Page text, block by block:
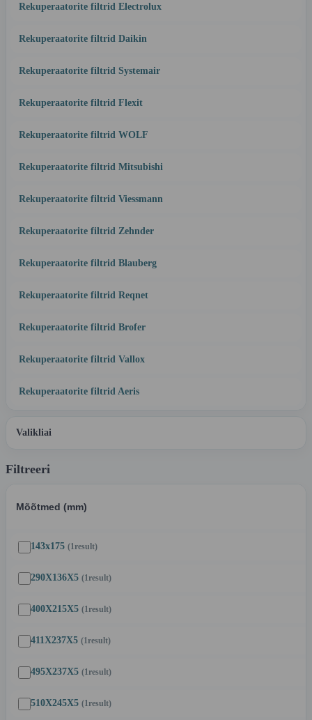
Rekuperaatorite filtrid Electrolux
Rekuperaatorite filtrid Daikin
Rekuperaatorite filtrid Systemair
Rekuperaatorite filtrid Flexit
Rekuperaatorite filtrid WOLF
Rekuperaatorite filtrid Mitsubishi
Rekuperaatorite filtrid Viessmann
Rekuperaatorite filtrid Zehnder
Rekuperaatorite filtrid Blauberg
Rekuperaatorite filtrid Reqnet
Rekuperaatorite filtrid Brofer
Rekuperaatorite filtrid Vallox
Rekuperaatorite filtrid Aeris
Valikliai
Filtreeri
Mõõtmed (mm)
143x175 (1 result)
290X136X5 (1 result)
400X215X5 (1 result)
411X237X5 (1 result)
495X237X5 (1 result)
510X245X5 (1 result)